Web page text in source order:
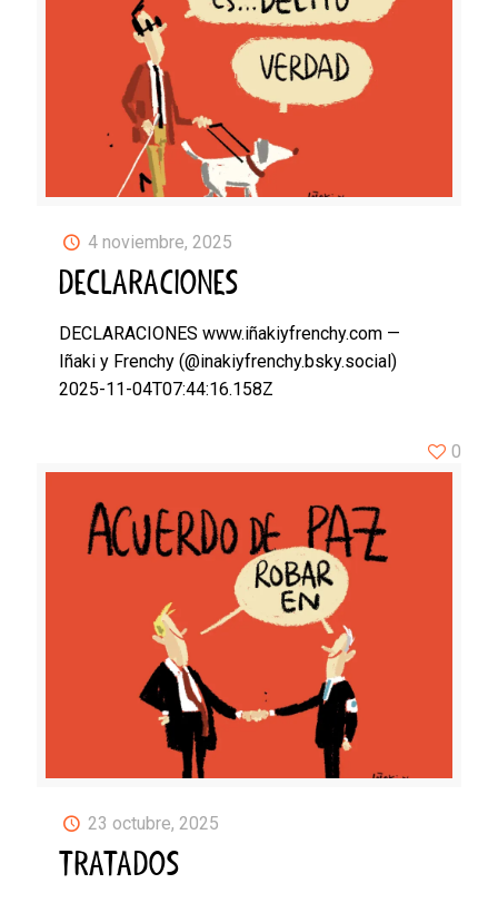
4 noviembre, 2025
DECLARACIONES
DECLARACIONES www.iñakiyfrenchy.com —
Iñaki y Frenchy (@inakiyfrenchy.bsky.social)
2025-11-04T07:44:16.158Z
23 octubre, 2025
TRATADOS
0